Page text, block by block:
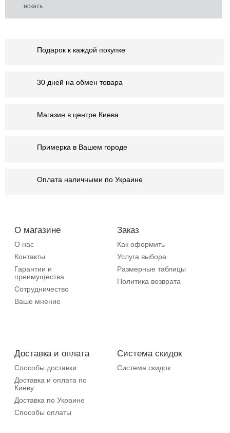
Подарок к каждой покупке
30 дней на обмен товара
Магазин в центре Киева
Примерка в Вашем городе
Оплата наличными по Украине
О магазине
О нас
Контакты
Гарантии и
преимущества
Сотрудничество
Ваше мнение
Заказ
Как оформить
Услуга выбора
Размерные таблицы
Политика возврата
Доставка и оплата
Способы доставки
Доставка и оплата по
Киеву
Доставка по Украине
Способы оплаты
Система скидок
Система скидок